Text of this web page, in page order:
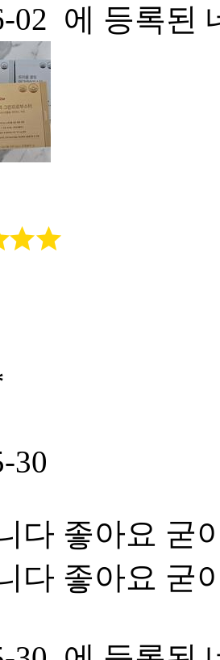
02 에 등록된
30
다 좋아요 굳
다 좋아요 굳